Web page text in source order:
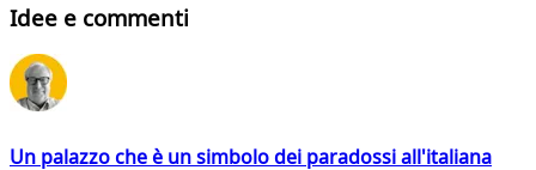
Idee e commenti
Un palazzo che è un simbolo dei paradossi all'italiana